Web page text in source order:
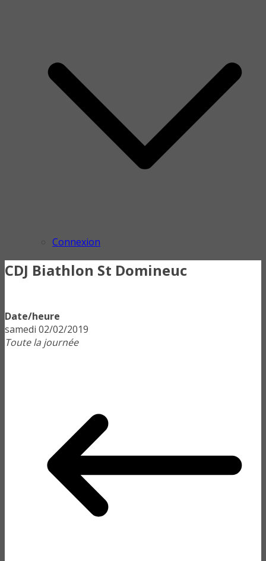
Connexion
CDJ Biathlon St Domineuc
Date/heure
samedi 02/02/2019
Toute la journée